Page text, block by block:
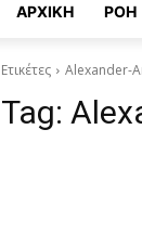
ΑΡΧΙΚΉ ΡΟΗ
Ετικέτες Alexander-
Tag: